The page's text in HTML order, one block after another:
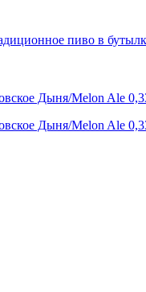
пиво в